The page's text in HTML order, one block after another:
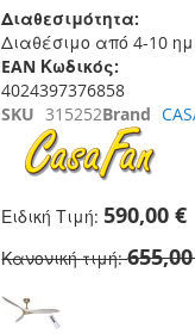
Διαθεσιμότητα:
Διαθέσιμο από 4-10
EAN Κωδικός:
4024397376858
SKU 315252Brand
Ειδική Τιμή 590,00 €
Κανονική τιμή